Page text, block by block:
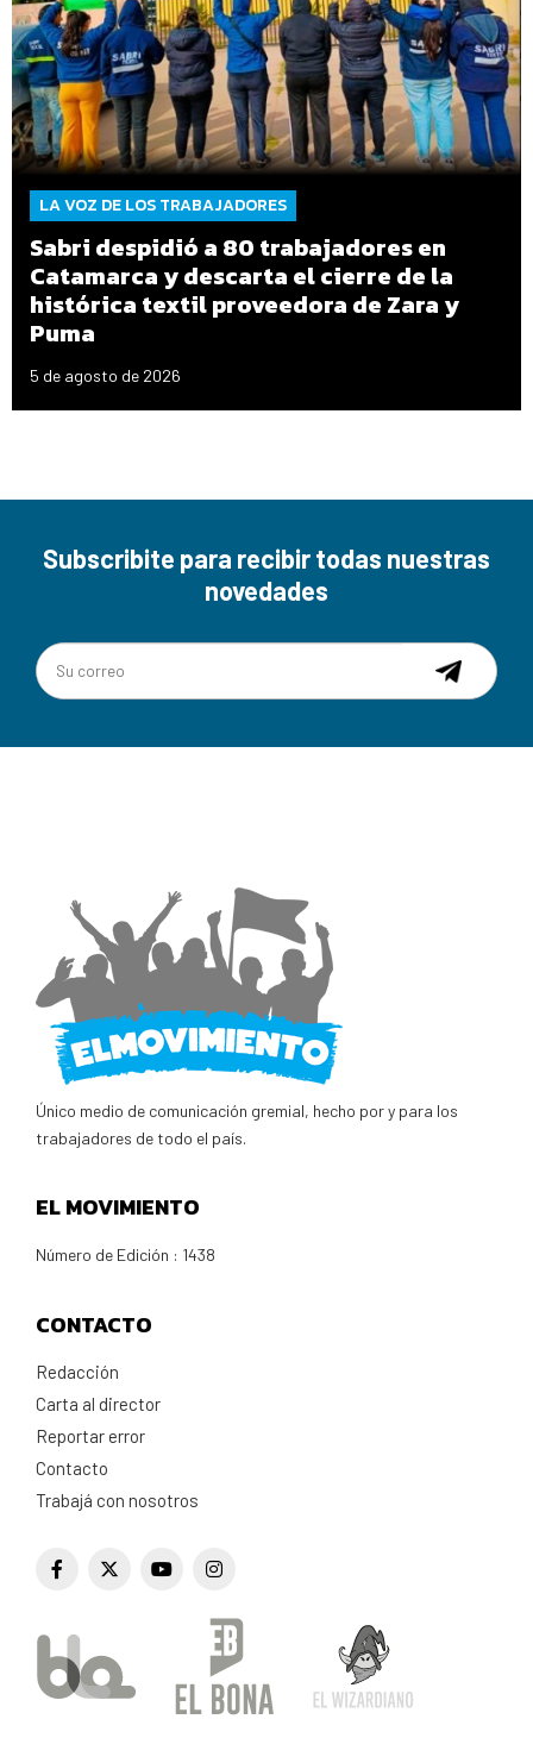
LA VOZ DE LOS TRABAJADORES
Sabri despidió a 80 trabajadores en
Catamarca y descarta el cierre de la
histórica textil proveedora de Zara y
Puma
5 de agosto de 2026
Subscribite para recibir todas nuestras
novedades
Único medio de comunicación gremial, hecho por y para los
trabajadores de todo el país.
EL MOVIMIENTO
Número de Edición : 1438
CONTACTO
Redacción
Carta al director
Reportar error
Contacto
Trabajá con nosotros